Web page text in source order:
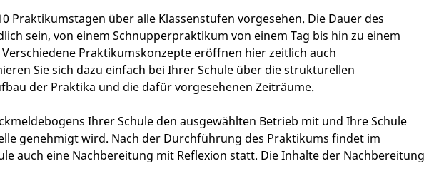
Praktikumstagen über alle Klassenstufen vorgesehen. Die Dauer des
sein, von einem Schnupperpraktikum von einem Tag bis hin zu einem
Praktikumskonzepte eröffnen hier zeitlich auch
Sie sich dazu einfach bei Ihrer Schule über die strukturellen
der Praktika und die dafür vorgesehenen Zeiträume.
Ihrer Schule den ausgewählten Betrieb mit und Ihre Schule
genehmigt wird. Nach der Durchführung des Praktikums findet im
auch eine Nachbereitung mit Reflexion statt. Die Inhalte der Nachbereitung